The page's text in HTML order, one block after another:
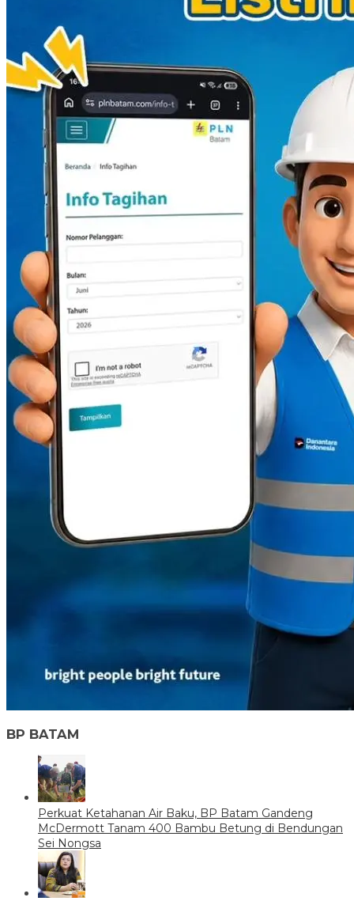
BP BATAM
Perkuat Ketahanan Air Baku, BP Batam Gandeng
McDermott Tanam 400 Bambu Betung di Bendungan
Sei Nongsa